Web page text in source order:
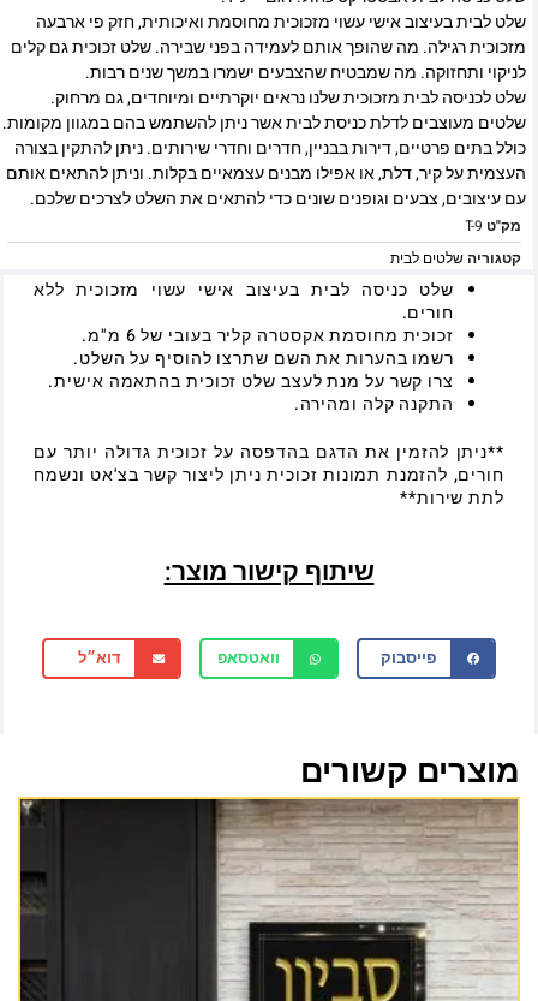
שלט לבית בעיצוב אישי עשוי מזכוכית מחוסמת ואיכותית, חזק פי ארבעה
מזכוכית רגילה. מה שהופך אותם לעמידה בפני שבירה. שלט זכוכית גם קלים
לניקוי ותחזוקה. מה שמבטיח שהצבעים ישמרו במשך שנים רבות.
שלט לכניסה לבית מזכוכית שלנו נראים יוקרתיים ומיוחדים, גם מרחוק.
שלטים מעוצבים לדלת כניסת לבית אשר ניתן להשתמש בהם במגוון מקומות.
כולל בתים פרטיים, דירות בבניין, חדרים וחדרי שירותים. ניתן להתקין בצורה
העצמית על קיר, דלת, או אפילו מבנים עצמאיים בקלות. וניתן להתאים אותם
עם עיצובים, צבעים וגופנים שונים כדי להתאים את השלט לצרכים שלכם.
מק"ט T-9
קטגוריהשלטים לבית
שלט כניסה לבית בעיצוב אישי עשוי מזכוכית ללא
חורים.
זכוכית מחוסמת אקסטרה קליר בעובי של 6 מ"מ.
רשמו בהערות את השם שתרצו להוסיף על השלט.
צרו קשר על מנת לעצב שלט זכוכית בהתאמה אישית.
התקנה קלה ומהירה.
**ניתן להזמין את הדגם בהדפסה על זכוכית גדולה יותר עם
חורים, להזמנת תמונות זכוכית ניתן ליצור קשר בצ'אט ונשמח
לתת שירות**
שיתוף קישור מוצר:
פייסבוק וואטסאפ דוא״ל
מוצרים קשורים